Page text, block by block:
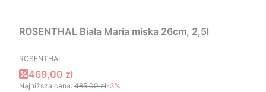
ROSENTHAL Biała Maria miska 26cm, 2,5l
PRODUCENT
ROSENTHAL
Cena promocyjna
469,00 zł
Najniższa cena: 485,00 zł-3%